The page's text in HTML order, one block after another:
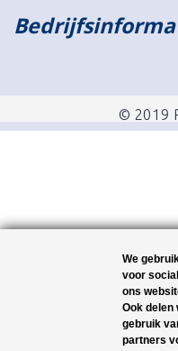
© 2019
We
voor
ons
Ook delen
gebruik
partners